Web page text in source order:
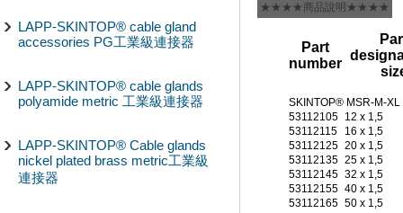
LAPP-SKINTOP® cable gland
accessories PG工業級連接器
LAPP-SKINTOP® cable glands
polyamide metric 工業級連接器
LAPP-SKINTOP® Cable glands
nickel plated brass metric工業級
連接器
★★★★商品說明★★★★
Part
number
SKINTOP® MSR-M-XL
53112105 12 x 1,5
53112115
16 x 1,5
53112125 20 x 1,5
53112135 25 x 1,5
53112145 32 x 1,5
53112155 40 x 1,5
53112165 50 x 1,5